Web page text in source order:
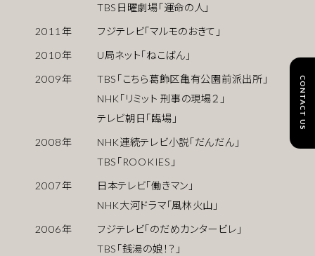
TBS日曜劇場「運命の人」
2011 年
フジテレビ「マルモのおきて」
2010年
U局ネット「ねこばん」
2009年
TBS「こちら葛飾区亀有公園前派出所」
NHK「リミット 刑事の現場２」
テレビ朝日「臨場」
2008年
NHK連続テレビ小説「だんだん」
TBS「ROOKIES」
2007年
日本テレビ「働きマン」
NHK大河ドラマ「風林火山」
2006年
フジテレビ「のだめカンタービレ」
TBS「銭湯の娘！？」
CONTACT US